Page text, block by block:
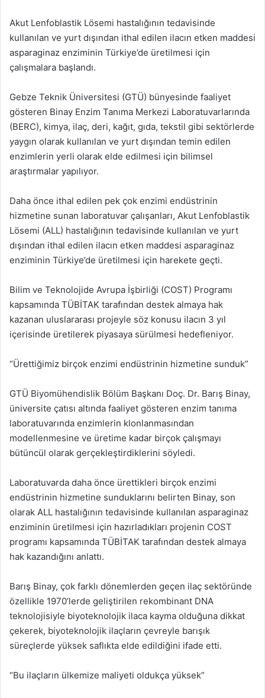
Akut Lenfoblastik Lösemi hastalığının tedavisinde
kullanılan ve yurt dışından ithal edilen ilacın etken maddesi
asparaginaz enziminin Türkiye’de üretilmesi için
çalışmalara başlandı.
Gebze Teknik Üniversitesi (GTÜ) bünyesinde faaliyet
gösteren Binay Enzim Tanıma Merkezi Laboratuvarlarında
(BERC), kimya, ilaç, deri, kağıt, gıda, tekstil gibi sektörlerde
yaygın olarak kullanılan ve yurt dışından temin edilen
enzimlerin yerli olarak elde edilmesi için bilimsel
araştırmalar yapılıyor.
Daha önce ithal edilen pek çok enzimi endüstrinin
hizmetine sunan laboratuvar çalışanları, Akut Lenfoblastik
Lösemi (ALL) hastalığının tedavisinde kullanılan ve yurt
dışından ithal edilen ilacın etken maddesi asparaginaz
enziminin Türkiye’de üretilmesi için harekete geçti.
Bilim ve Teknolojide Avrupa İşbirliği (COST) Programı
kapsamında TÜBİTAK tarafından destek almaya hak
kazanan uluslararası projeyle söz konusu ilacın 3 yıl
içerisinde üretilerek piyasaya sürülmesi hedefleniyor.
“Ürettiğimiz birçok enzimi endüstrinin hizmetine sunduk”
GTÜ Biyomühendislik Bölüm Başkanı Doç. Dr. Barış Binay,
üniversite çatısı altında faaliyet gösteren enzim tanıma
laboratuvarında enzimlerin klonlanmasından
modellenmesine ve üretime kadar birçok çalışmayı
bütüncül olarak gerçekleştirdiklerini söyledi.
Laboratuvarda daha önce ürettikleri birçok enzimi
endüstrinin hizmetine sunduklarını belirten Binay, son
olarak ALL hastalığının tedavisinde kullanılan asparaginaz
enziminin üretilmesi için hazırladıkları projenin COST
programı kapsamında TÜBİTAK tarafından destek almaya
hak kazandığını anlattı.
Barış Binay, çok farklı dönemlerden geçen ilaç sektöründe
özellikle 1970’lerde geliştirilen rekombinant DNA
teknolojisiyle biyoteknolojik ilaca kayma olduğuna dikkat
çekerek, biyoteknolojik ilaçların çevreyle barışık
süreçlerde yüksek saflıkta elde edildiğini ifade etti.
“Bu ilaçların ülkemize maliyeti oldukça yüksek”